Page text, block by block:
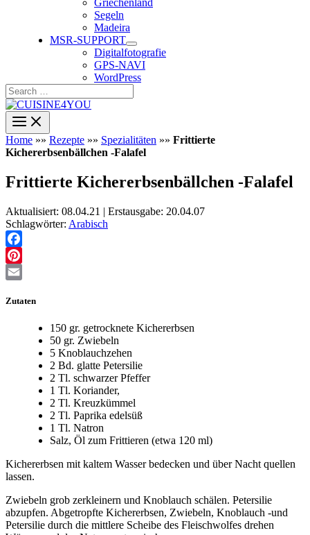
Griechenland
Segeln
Madeira
MSR-SUPPORT
Digitalfotografie
GPS-NAVI
WordPress
Search
…
Home »» Rezepte »» Spezialitäten »» Frittierte
Kichererbsenbällchen -Falafel
Frittierte Kichererbsenbällchen -Falafel
Aktualisiert: 08.04.21 | Erstausgabe: 20.04.07
Schlagwörter: Arabisch
Facebook
Pinterest
Zutaten
150 gr. getrocknete Kichererbsen
50 gr. Zwiebeln
5 Knoblauchzehen
2 Bd. glatte Petersilie
2 Tl. schwarzer Pfeffer
1 Tl. Koriander,
2 Tl. Kreuzkümmel
2 Tl. Paprika edelsüß
1 Tl. Natron
Salz, Öl zum Frittieren (etwa 120 ml)
Kichererbsen mit kaltem Wasser bedecken und über Nacht quellen
lassen.
Zwiebeln grob zerkleinern und Knoblauch schälen. Petersilie
abzupfen. Abgetropfte Kichererbsen, Zwiebeln, Knoblauch -und
Petersilie durch die mittlere Scheibe des Fleischwolfes drehen